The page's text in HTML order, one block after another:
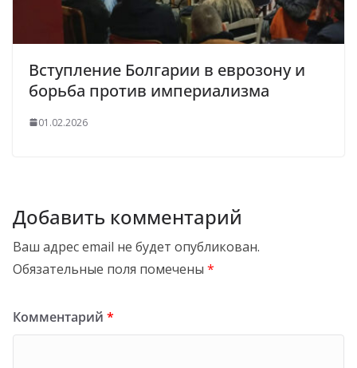
Вступление Болгарии в еврозону и
борьба против империализма
01.02.2026
Добавить комментарий
Ваш адрес email не будет опубликован.
Обязательные поля помечены *
Комментарий *